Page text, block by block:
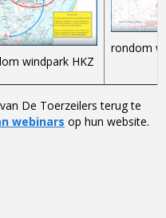
windpark HKZ
rondom
De Toerzeilers terug te
webinars op hun website.